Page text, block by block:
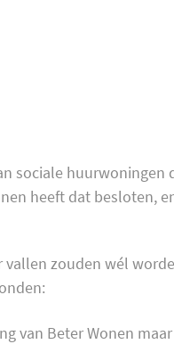
sociale
heeft dat besloten,
zouden wél
van Beter Wonen